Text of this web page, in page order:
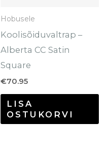
Hobusele
Koolisõiduvaltrap –
Alberta CC Satin
Square
€70.95
LISA
OSTUKORVI